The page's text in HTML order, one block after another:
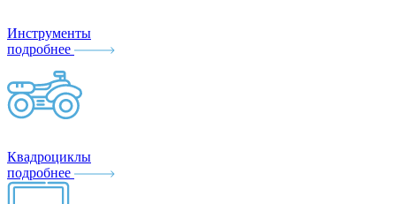
Инструменты
подробнее
Квадроциклы
подробнее